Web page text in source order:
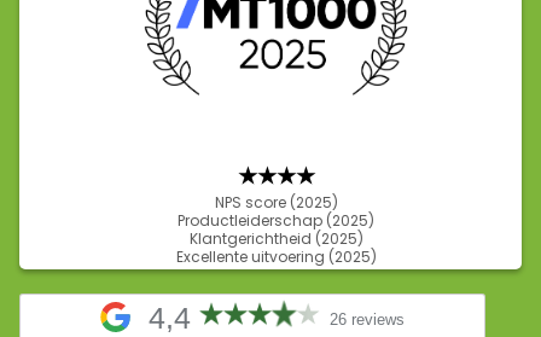
★★★★
NPS score (2025)
Productleiderschap (2025)
Klantgerichtheid (2025)
Excellente uitvoering (2025)
4,4 26 reviews